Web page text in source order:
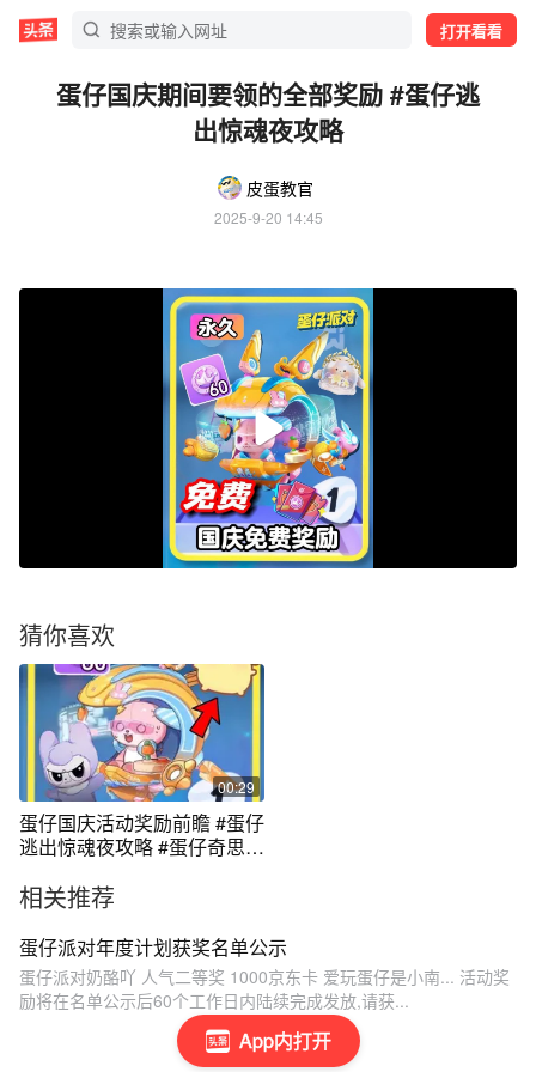
打开看看
App内打开
蛋仔国庆期间要领的全部奖励 #蛋仔逃
出惊魂夜攻略
皮蛋教官
2025-9-20 14:45
猜你喜欢
00:29
蛋仔国庆活动奖励前瞻 #蛋仔
逃出惊魂夜攻略 #蛋仔奇思妙
相关推荐
蛋仔派对年度计划获奖名单公示
蛋仔派对奶酪吖 人气二等奖 1000京东卡 爱玩蛋仔是小南... 活动奖
励将在名单公示后60个工作日内陆续完成发放,请获...